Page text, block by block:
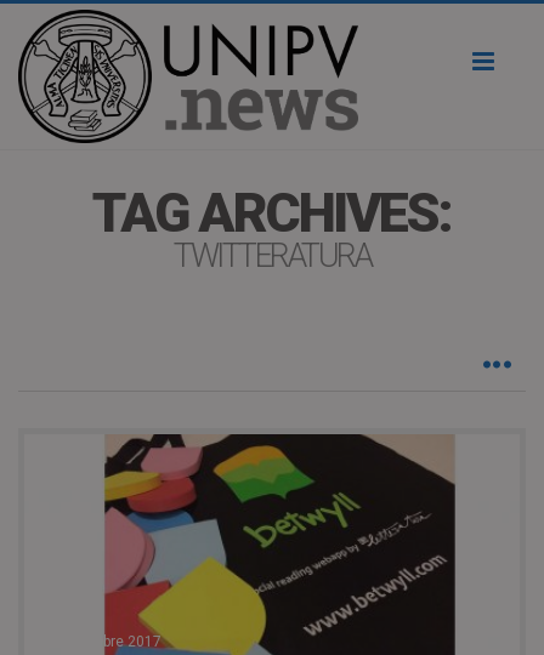
TAG ARCHIVES:
TWITTERATURA
3 Settembre 2017